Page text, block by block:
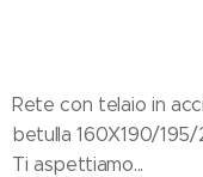
Rete con telaio in
betulla 160X190/195/
Ti aspettiamo...